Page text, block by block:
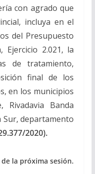
con agrado que
incluya en el
del Presupuesto
Ejercicio 2.021, la
de tratamiento,
final de los
en los municipios
Rivadavia Banda
Sur, departamento
2020).
la próxima sesión.